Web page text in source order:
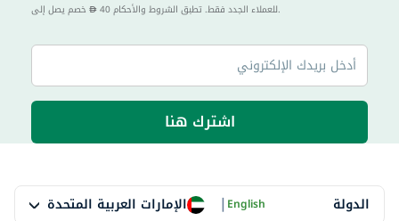
40 للعملاء الجدد فقط. تطبق الشروط والأحكام.
اشترك هنا
الدولة الإمارات العربية المتحدة |English